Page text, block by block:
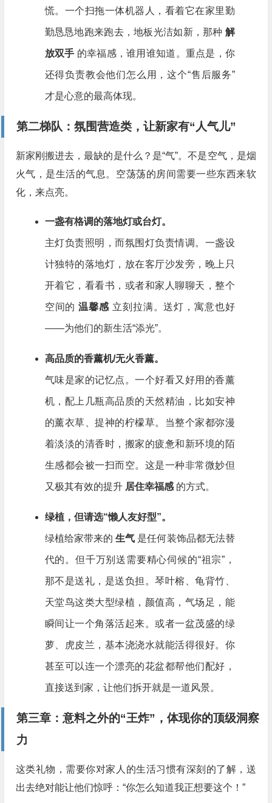
慌。一个扫拖一体机器人，看着它在家里勤
勤恳恳地跑来跑去，地板光洁如新，那种 解
放双手 的幸福感，谁用谁知道。重点是，你
还得负责教会他们怎么用，这个“售后服务”
才是心意的最高体现。
第二梯队：氛围营造类，让新家有“人气儿”
新家刚搬进去，最缺的是什么？是“气”。不是空气，是烟
火气，是生活的气息。空荡荡的房间需要一些东西来软
化，来点亮。
一盏有格调的落地灯或台灯。
主灯负责照明，而氛围灯负责情调。一盏设
计独特的落地灯，放在客厅沙发旁，晚上只
开着它，看看书，或者和家人聊聊天，整个
空间的温馨感 立刻拉满。送灯，寓意也好
——为他们的新生活“添光”。
高品质的香薰机/无火香薰。
气味是家的记忆点。一个好看又好用的香薰
机，配上几瓶高品质的天然精油，比如安神
的薰衣草、提神的柠檬草。当整个家都弥漫
着淡淡的清香时，搬家的疲惫和新环境的陌
生感都会被一扫而空。这是一种非常微妙但
又极其有效的提升 居住幸福感的方式。
绿植，但请选“懒人友好型”。
绿植给家带来的生气 是任何装饰品都无法替
代的。但千万别送需要精心伺候的“祖宗”，
那不是送礼，是送负担。琴叶榕、龟背竹、
天堂鸟这类大型绿植，颜值高，气场足，能
瞬间让一个角落活起来。或者一盆茂盛的绿
萝、虎皮兰，基本浇浇水就能活得很好。你
甚至可以连一个漂亮的花盆都帮他们配好，
直接送到家，让他们拆开就是一道风景。
第三章：意料之外的“王炸”，体现你的顶级洞察
力
这类礼物，需要你对家人的生活习惯有深刻的了解，送
出去绝对能让他们惊呼：“你怎么知道我正想要这个！”